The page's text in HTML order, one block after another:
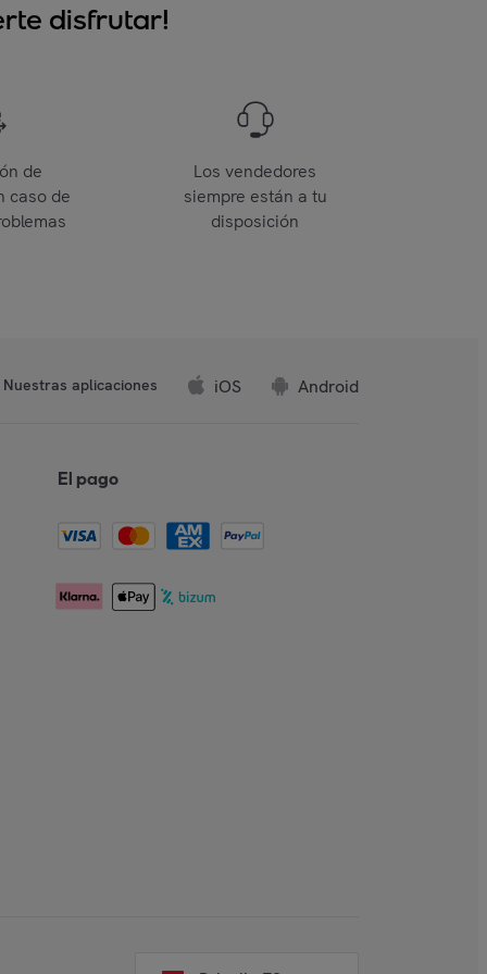
disfrutar!
de
caso de
Los vendedores
siempre están a tu
disposición
Nuestras aplicaciones iOS Android
El pago